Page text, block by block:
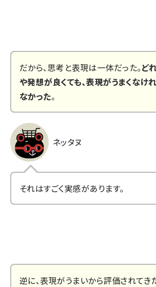
だから、思考と表現は一体だった。ど
や発想が良くても、表現がうまくなけ
なかった。
ネッタヌ
それはすごく実感があります。
逆に、表現がうまいから評価されてき